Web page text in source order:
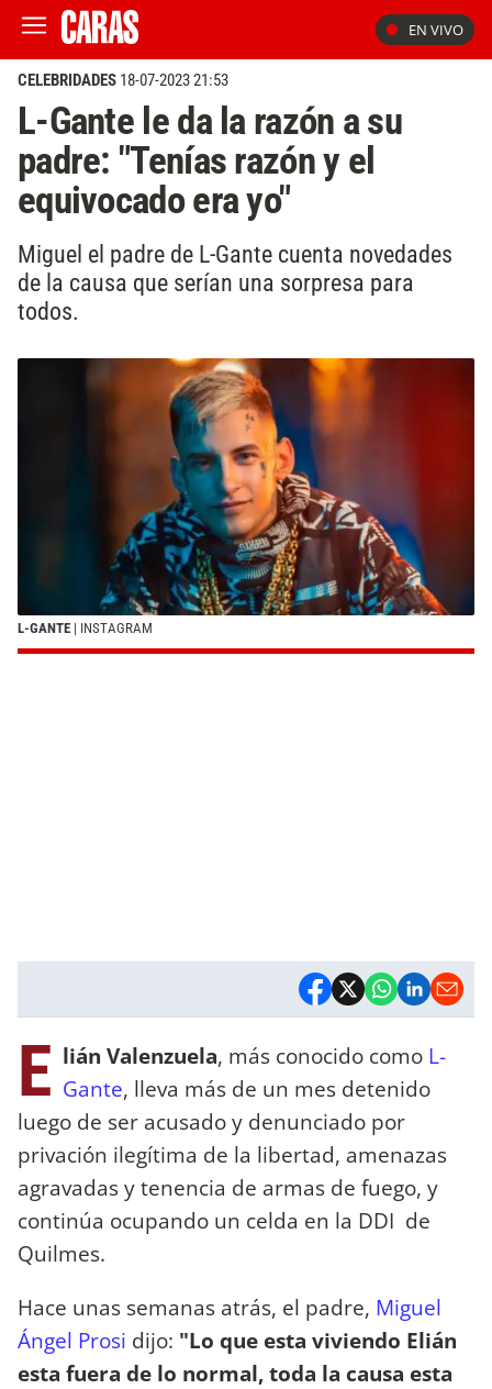
EN VIVO
CELEBRIDADES 18-07-2023 21:53
L-Gante le da la razón a su
padre: "Tenías razón y el
equivocado era yo"
Miguel el padre de L-Gante cuenta novedades
de la causa que serían una sorpresa para
todos.
L-GANTE | INSTAGRAM
E lián Valenzuela, más conocido como L-
Gante, lleva más de un mes detenido
luego de ser acusado y denunciado por
privación ilegítima de la libertad, amenazas
agravadas y tenencia de armas de fuego, y
continúa ocupando un celda en la DDI de
Quilmes.
Hace unas semanas atrás, el padre, Miguel
Ángel Prosi dijo: "Lo que esta viviendo Elián
esta fuera de lo normal, toda la causa esta